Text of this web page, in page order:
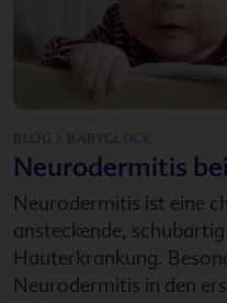
BLOG > BABYGLÜCK
Neurodermitis
Neurodermitis ist eine
ansteckende,
Hauterkrankung.
Neurodermitis in den